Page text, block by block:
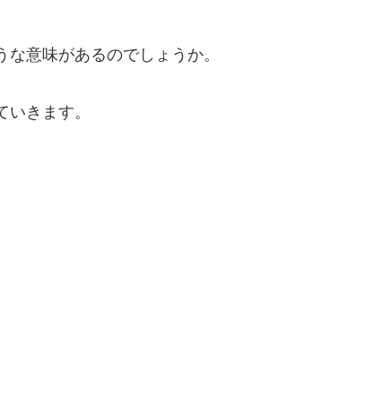
な意味があるのでしょうか。
きます。